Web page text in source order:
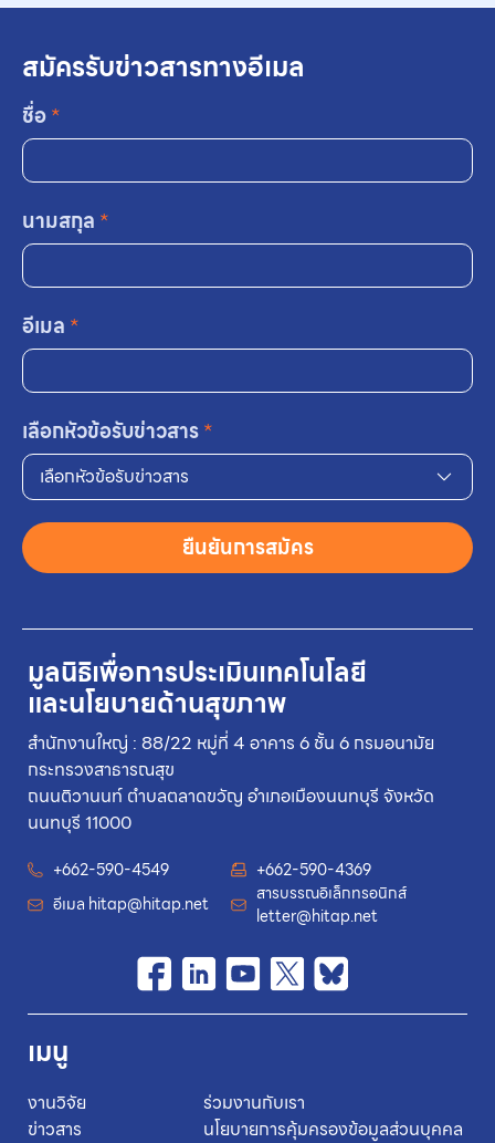
มูลนิธิเพื่อการประเมินเทคโนโลยี
และนโยบายด้านสุขภาพ
สำนักงานใหญ่ : 88/22 หมู่ที่ 4 อาคาร 6 ชั้น 6 กรมอนามัย
กระทรวงสาธารณสุข
ถนนติวานนท์ ตำบลตลาดขวัญ อำเภอเมืองนนทบุรี จังหวัด
นนทบุรี 11000
+662-590-4549
+662-590-4369
อีเมล hitap@hitap.net
สารบรรณอิเล็กทรอนิกส์
letter@hitap.net
เมนู
งานวิจัย
ข่าวสาร
ร่วมงานกับเรา
นโยบายการคุ้มครองข้อมูลส่วนบุคคล
สมัครรับข่าวสารทางอีเมล
ชื่อ*
นามสกุล *
อีเมล *
เลือกหัวข้อรับข่าวสาร*
เลือกหัวข้อรับข่าวสาร
ยืนยันการสมัคร